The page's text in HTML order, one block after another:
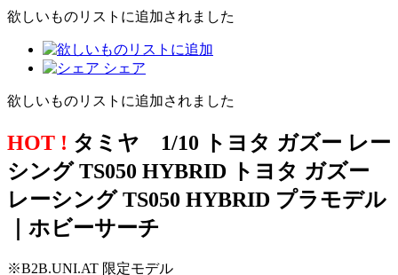
欲しいものリストに追加されました
シェア
欲しいものリストに追加されました
HOT ! タミヤ 1/10 トヨタ ガズー レー
シング TS050 HYBRID トヨタ ガズー
レーシング TS050 HYBRID プラモデル
｜ホビーサーチ
※B2B.UNI.AT 限定モデル